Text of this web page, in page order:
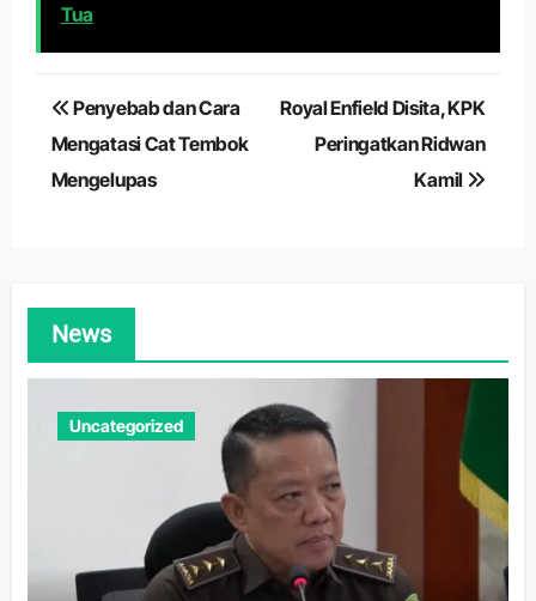
Tua
Navigasi
pos
Penyebab dan Cara
Mengatasi Cat Tembok
Mengelupas
Royal Enfield Disita, KPK
Peringatkan Ridwan
Kamil
News
Uncategorized